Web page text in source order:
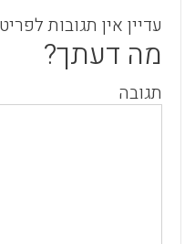
עדיין אין תגובות
מה דעתך?
תגובה